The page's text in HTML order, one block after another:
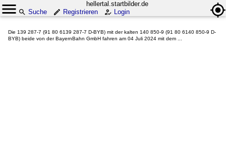
hellertal.startbilder.de
Suche
Registrieren Login
Die 139 287-7 (91 80 6139 287-7 D-BYB) mit der kalten 140 850-9 (91 80 6140 850-9 D-
BYB) beide von der BayernBahn GmbH fahren am 04 Juli 2024 mit dem ...